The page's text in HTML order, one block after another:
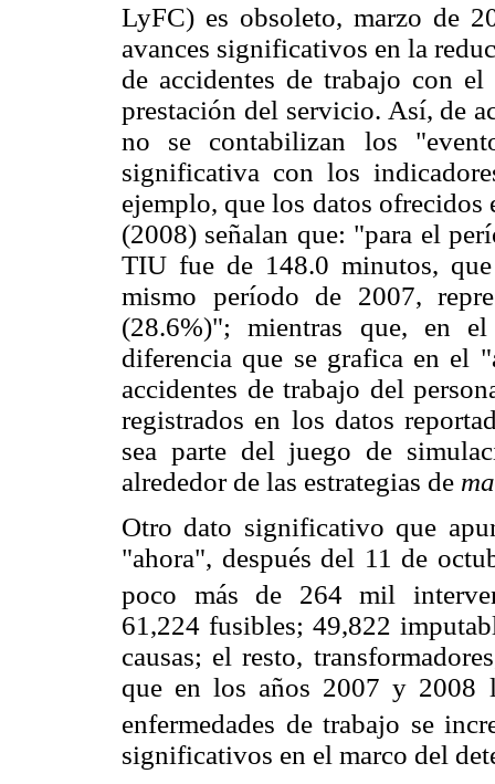
LyFC) es obsoleto, marzo de
avances significativos en la
de accidentes de trabajo con
prestación del servicio. Así, de
no se contabilizan los
significativa con los
ejemplo, que los datos
(2008) señalan que: "para el
TIU fue de 148.0 minutos,
mismo período de 2007,
(28.6%)"; mientras que, en
diferencia que se grafica en el
accidentes de trabajo del
registrados en los datos
sea parte del juego de
alrededor de las estrategias de
Otro dato significativo que
"ahora", después del 11 de
poco más de 264 mil
61,224 fusibles; 49,822
causas; el resto,
que en los años 2007 y 2008
enfermedades de trabajo se
significativos en el marco del